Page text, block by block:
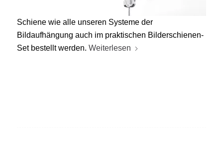
Schiene wie alle unseren Systeme der
Bildaufhängung auch im praktischen Bilderschienen-
Set bestellt werden. Weiterlesen